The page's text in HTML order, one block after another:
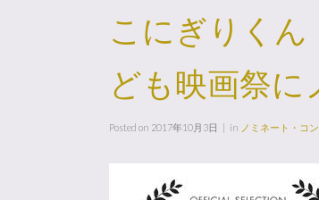
こにぎりくん
ども映画祭に
Posted on 2017年10月3日 in ノミネート・コ